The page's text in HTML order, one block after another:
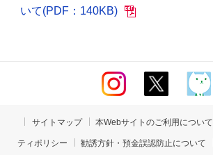
いて(PDF：140KB)
サイトマップ 本Webサイトのご利用について
ティポリシー 勧誘方針・預金誤認防止について